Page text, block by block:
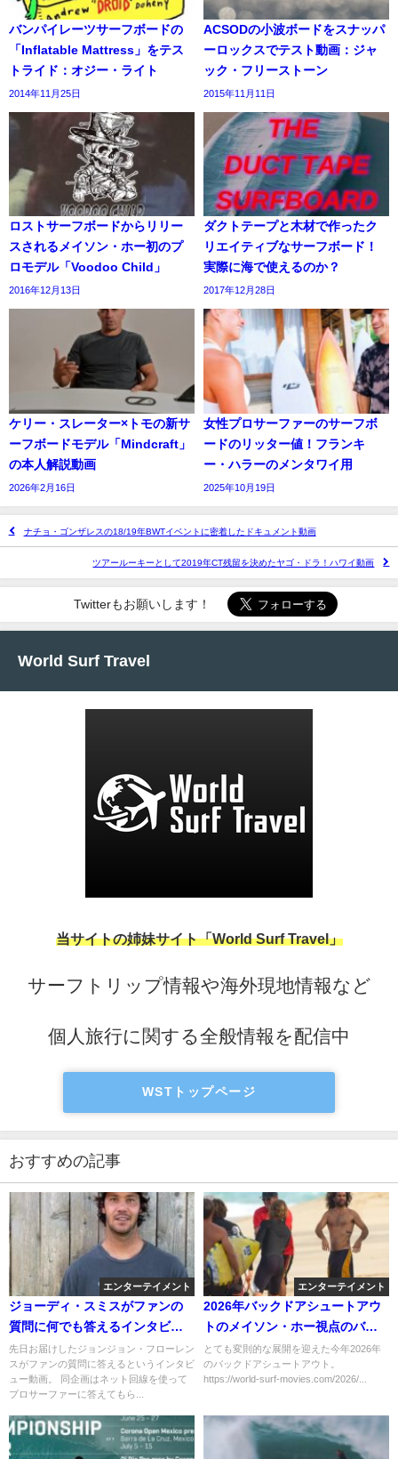
バンパイレーツサーフボードの
「Inflatable Mattress」をテス
トライド：オジー・ライト
2014年11月25日
ACSODの小波ボードをスナッパ
ーロックスでテスト動画：ジャ
ック・フリーストーン
2015年11月11日
ロストサーフボードからリリー
スされるメイソン・ホー初のプ
ロモデル「Voodoo Child」
2016年12月13日
ダクトテープと木材で作ったク
リエイティブなサーフボード！
実際に海で使えるのか？
2017年12月28日
ケリー・スレーター×トモの新サ
ーフボードモデル「Mindcraft」
の本人解説動画
2026年2月16日
女性プロサーファーのサーフボ
ードのリッター値！フランキ
ー・ハラーのメンタワイ用
2025年10月19日
ナチョ・ゴンザレスの18/19年BWTイベントに密着したドキュメント動画
ツアールーキーとして2019年CT残留を決めたヤゴ・ドラ！ハワイ動画
Twitterもお願いします！
World Surf Travel
当サイトの姉妹サイト「World Surf Travel」
サーフトリップ情報や海外現地情報など
個人旅行に関する全般情報を配信中
WSTトップページ
おすすめの記事
エンターテイメント
ジョーディ・スミスがファンの
質問に何でも答えるインタビュ
ー動画
先日お届けしたジョンジョン・フローレン
スがファンの質問に答えるというインタビ
ュー動画。 同企画はネット回線を使って
プロサーファーに答えてもら...
エンターテイメント
2026年バックドアシュートアウ
トのメイソン・ホー視点のバッ
クステージ動画
とても変則的な展開を迎えた今年2026年
のバックドアシュートアウト。
https://world-surf-movies.com/2026/...